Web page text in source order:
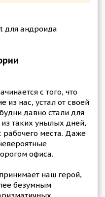
с того, что
из нас, устал от своей
давно стали для
из таких унылых дней,
рабочего места. Даже
офиса.
наш герой,
безумным